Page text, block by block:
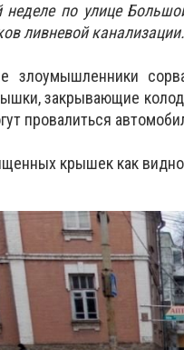
по улице
ливневой канализации.
злоумышленники
закрывающие
провалиться
крышек как